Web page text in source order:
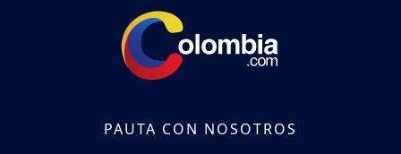
PAUTA CON NOSOTROS